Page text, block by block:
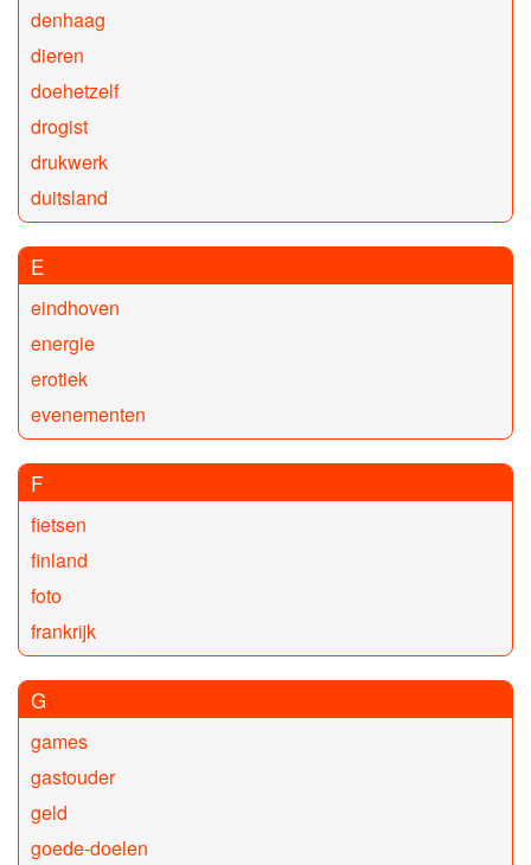
denhaag
dieren
doehetzelf
drogist
drukwerk
duitsland
E
eindhoven
energie
erotiek
evenementen
F
fietsen
finland
foto
frankrijk
G
games
gastouder
geld
goede-doelen